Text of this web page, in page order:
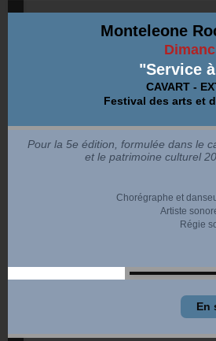
Monteleone
"Service
CAVART -
Festival des arts et
Pour la 5e édition, formulée dans le
et le patrimoine culturel
Chorégraphe et
Artiste
Régie
En